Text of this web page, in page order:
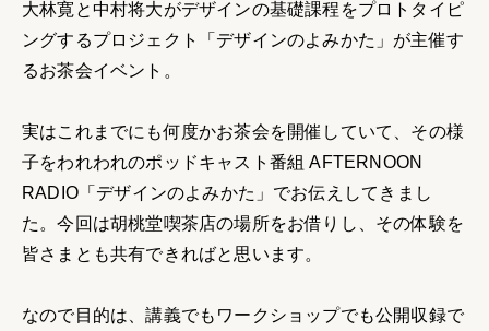
大林寛と中村将大がデザインの基礎課程をプロトタイピ
ングするプロジェクト「デザインのよみかた」が主催す
るお茶会イベント。
実はこれまでにも何度かお茶会を開催していて、その様
子をわれわれのポッドキャスト番組 AFTERNOON
RADIO「デザインのよみかた」でお伝えしてきまし
た。今回は胡桃堂喫茶店の場所をお借りし、その体験を
皆さまとも共有できればと思います。
なので目的は、講義でもワークショップでも公開収録で